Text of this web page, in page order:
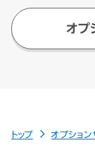
オプ
トップ オプション